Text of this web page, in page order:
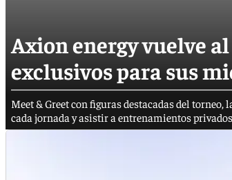
Axion energy vuelve
exclusivos para sus
Meet & Greet con figuras destacadas del
cada jornada y asistir a entrenamientos